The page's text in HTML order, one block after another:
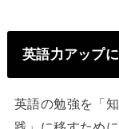
英語力アップ
英語の勉強を「